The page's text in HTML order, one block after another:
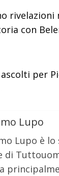
rivelazioni
con
per
Lupo
Lupo è
di